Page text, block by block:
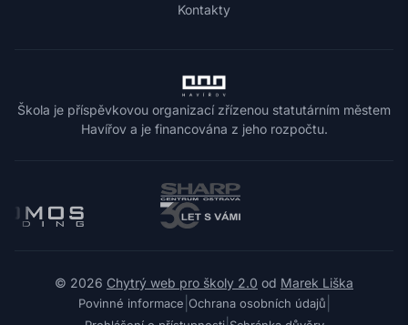
Kontakty
Škola je příspěvkovou organizací zřízenou statutárním městem
Havířov a je financována z jeho rozpočtu.
© 2026 Chytrý web pro školy 2.0 od Marek Liška
Povinné informace Ochrana osobních údajů